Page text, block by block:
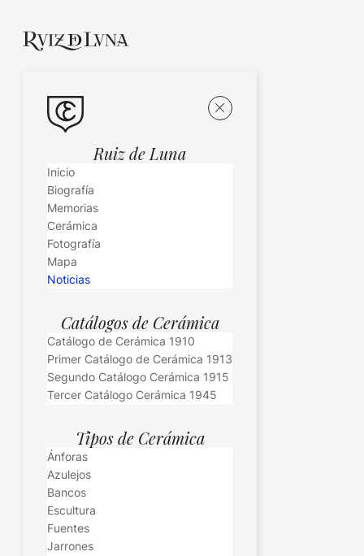
Ruiz de Luna
Inicio
Biografía
Memorias
Cerámica
Fotografía
Mapa
Noticias
Catálogos de Cerámica
Catálogo de Cerámica 1910
Primer Catálogo de Cerámica 1913
Segundo Catálogo Cerámica 1915
Tercer Catálogo Cerámica 1945
Tipos de Cerámica
Ánforas
Azulejos
Bancos
Escultura
Fuentes
Jarrones